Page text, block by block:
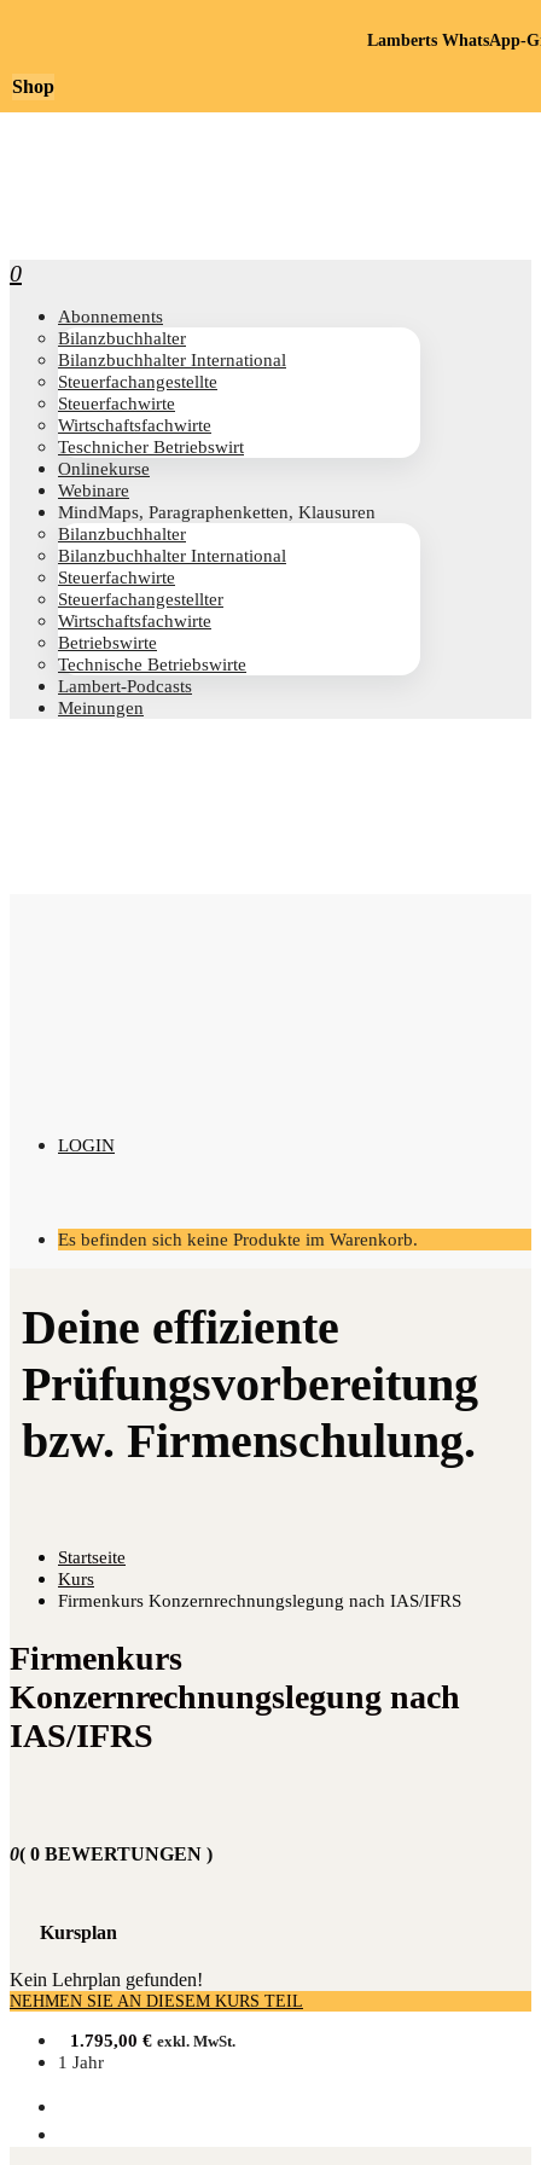
0
Abon­ne­ments
Bilanz­buch­hal­ter
Bilanz­buch­hal­ter International
Steu­er­fach­an­ge­stell­te
Steu­er­fach­wir­te
Wirt­schafts­fach­wir­te
Teschni­cher Betriebswirt
Online­kur­se
Web­i­na­re
Mind­Maps, Para­gra­phen­ket­ten, Klausuren
Bilanz­buch­hal­ter
Bilanz­buch­hal­ter International
Steu­er­fach­wir­te
Steu­er­fach­an­ge­stell­ter
Wirt­schafts­fach­wir­te
Betriebs­wir­te
Tech­ni­sche Betriebswirte
Lam­­bert-Pod­­casts
Mei­nun­gen
LOGIN
Es befinden sich keine Produkte im Warenkorb.
Startseite
Kurs
Firmenkurs Konzernrechnungslegung nach IAS/IFRS
Firmenkurs
Konzernrechnungslegung nach
IAS/IFRS
0( 0 BEWERTUNGEN )
Kursplan
Kein Lehrplan gefunden!
NEHMEN SIE AN DIESEM KURS TEIL
1.795,00 € exkl. MwSt.
1 Jahr
Shop
Lamberts WhatsApp-